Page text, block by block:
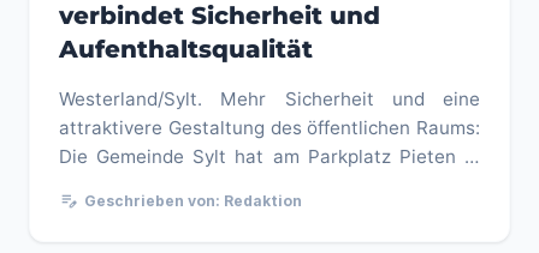
verbindet Sicherheit und
Aufenthaltsqualität
Westerland/Sylt. Mehr Sicherheit und eine
attraktivere Gestaltung des öffentlichen Raums:
Die Gemeinde Sylt hat am Parkplatz Pieten in
edit_note Geschrieben von: Redaktion